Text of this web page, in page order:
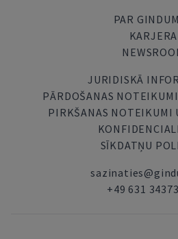
PAR
KARJERA
JURIDISKĀ
PĀRDOŠANAS
PIRKŠANAS NOTEIKUMI
SĪKDATŅU
+49 631